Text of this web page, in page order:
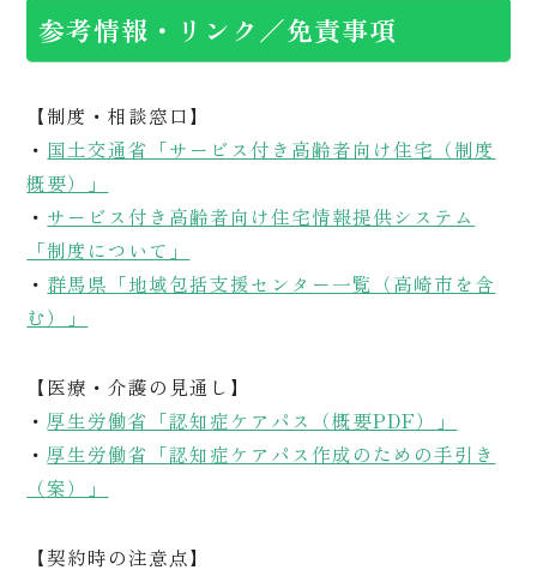
参考情報・リンク／免責事項
【制度・相談窓口】
・ 国土交通省「サービス付き高齢者向け住宅（制度
概要）」
・ サービス付き高齢者向け住宅情報提供システム
「制度について」
・ 群馬県「地域包括支援センター一覧（高崎市を含
む）」
【医療・介護の見通し】
・厚生労働省「認知症ケアパス（概要PDF）」
・厚生労働省「認知症ケアパス作成のための手引き
（案）」
【契約時の注意点】